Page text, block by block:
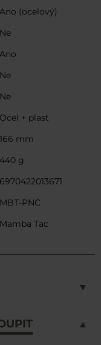
Ano (ocelový)
Ne
Ano
Ne
Ne
Ocel + plast
166 mm
440 g
6970422013671
MBT-PNC
Mamba Tac